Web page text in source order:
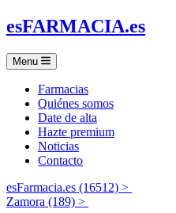
esFARMACIA.es
Menu
Farmacias
Quiénes somos
Date de alta
Hazte premium
Noticias
Contacto
esFarmacia.es (16512) >
Zamora (189) >